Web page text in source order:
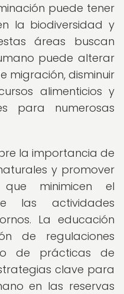
puede tener
la biodiversidad y
áreas buscan
puede alterar
migración, disminuir
alimenticios y
para numerosas
la importancia de
y promover
que minimicen el
las actividades
La educación
de regulaciones
de prácticas de
clave para
en las reservas